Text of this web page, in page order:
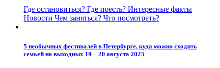
Где остановиться? Где поесть? Интересные факты
Новости Чем заняться? Что посмотреть?
5 необычных фестивалей в Петербурге, куда можно сходить
семьей на выходных 19 – 20 августа 2023